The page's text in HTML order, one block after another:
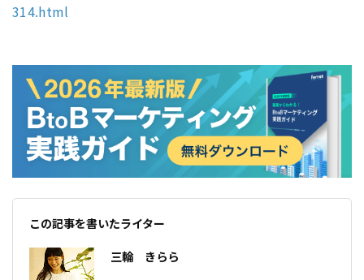
314.html
この記事を書いたライター
三輪 きらら